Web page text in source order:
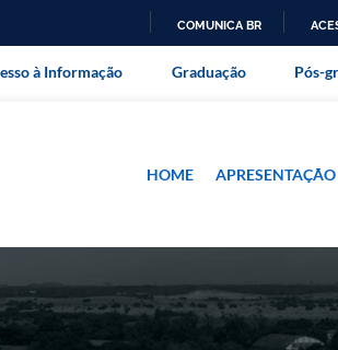
PARA
COMUNICA BR
da Universidade
à Informação Graduação Pós-
HOME APRESENTAÇÃO